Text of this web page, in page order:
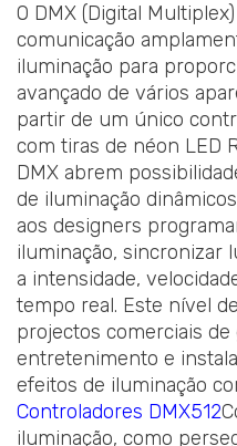
O DMX (Digital
comunicação
iluminação para
avançado de vários
partir de um único
com tiras de néon LED
DMX abrem
de iluminação
aos designers
iluminação, sincronizar
a intensidade,
tempo real. Este nível
projectos comerciais de
entretenimento e
efeitos de iluminação
Controladores DMX512
iluminação, como